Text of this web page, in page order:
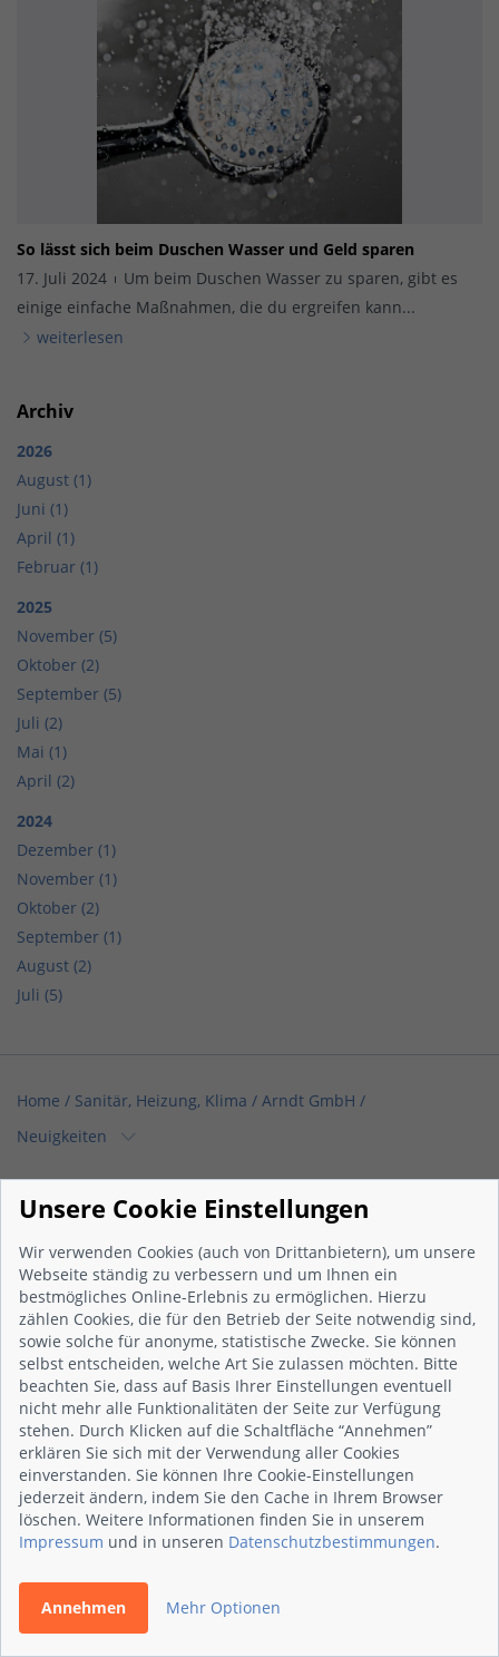
So lässt sich beim Duschen Wasser und Geld sparen
17. Juli 2024
Um beim Duschen Wasser zu sparen, gibt es
einige einfache Maßnahmen, die du ergreifen kann...
weiterlesen
Archiv
2026
August (1)
Juni (1)
April (1)
Februar (1)
2025
November (5)
Oktober (2)
September (5)
Juli (2)
Mai (1)
April (2)
2024
Dezember (1)
November (1)
Oktober (2)
September (1)
August (2)
Juli (5)
Home / Sanitär, Heizung, Klima / Arndt GmbH /
Neuigkeiten
Home / Sanitär, Heizung, Klima / Installation & Heizungsbau /
Arndt GmbH / Neuigkeiten
Home / Sanitär, Heizung, Klima / Bad & Sanitär / Arndt GmbH
/ Neuigkeiten
Home /
Sanitär, Heizung, Klima / Solar, Photovoltaik & Erneuerbare
Energien
/ Arndt GmbH / Neuigkeiten
Home / Sanitär, Heizung, Klima / Kälteanlagenbau /
Arndt GmbH / Neuigkeiten
Home / Schornsteinfeger
Home / Metallverarbeitung / Klempner
Betriebsprofil erstellen
Handwerker bewerten
Folgen Sie uns auf:
Digitales Empfehlungsmarketing
Bewertungen sammeln
Unsere Cookie Einstellungen
Wir verwenden Cookies (auch von Drittanbietern), um unsere
Webseite ständig zu verbessern und um Ihnen ein
bestmögliches Online-Erlebnis zu ermöglichen. Hierzu
zählen Cookies, die für den Betrieb der Seite notwendig sind,
sowie solche für anonyme, statistische Zwecke. Sie können
selbst entscheiden, welche Art Sie zulassen möchten. Bitte
beachten Sie, dass auf Basis Ihrer Einstellungen eventuell
nicht mehr alle Funktionalitäten der Seite zur Verfügung
stehen. Durch Klicken auf die Schaltfläche “Annehmen”
erklären Sie sich mit der Verwendung aller Cookies
einverstanden. Sie können Ihre Cookie-Einstellungen
jederzeit ändern, indem Sie den Cache in Ihrem Browser
löschen. Weitere Informationen finden Sie in unserem
Impressum und in unseren Datenschutzbestimmungen.
Annehmen Mehr Optionen